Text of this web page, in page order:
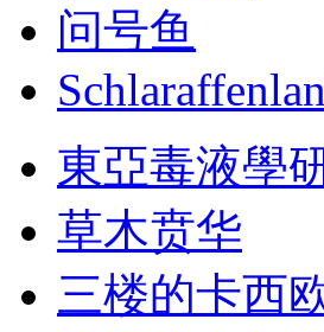
问号鱼
東亞毒液學
草木贲华
三楼的卡西